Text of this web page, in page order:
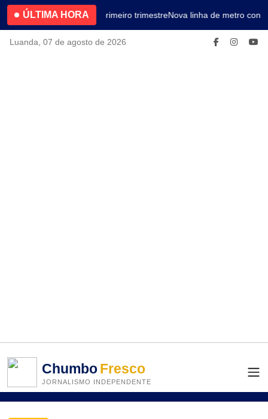
ÚLTIMA HORA4.2% no primeiro trimestreNova linha de metro
Luanda, 07 de agosto de 2026
ChumboFresco
JORNALISMO INDEPENDENTE